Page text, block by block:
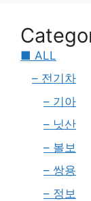
■ ALL
– 전기차
– 기아
– 닛산
– 볼보
– 쌍용
– 정보